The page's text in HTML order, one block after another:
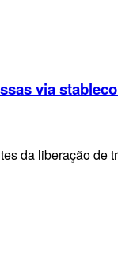
via
da liberação de